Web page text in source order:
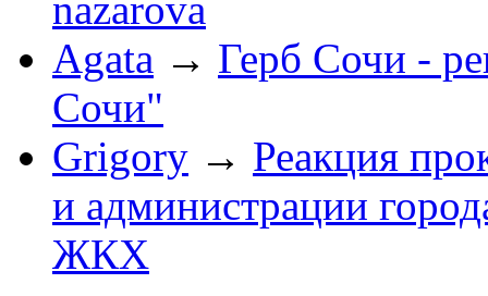
nazarova
Agata → Герб Сочи -
Сочи"
Grigory → Реакция
и администрации
ЖКХ